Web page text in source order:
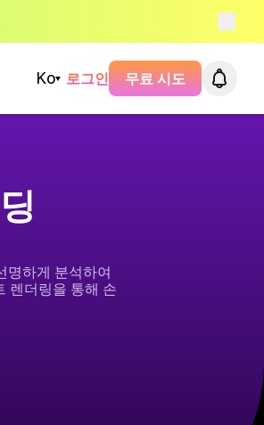
Ko 로그인 무료 시도
명하게 분석하여
렌더링을 통해 손